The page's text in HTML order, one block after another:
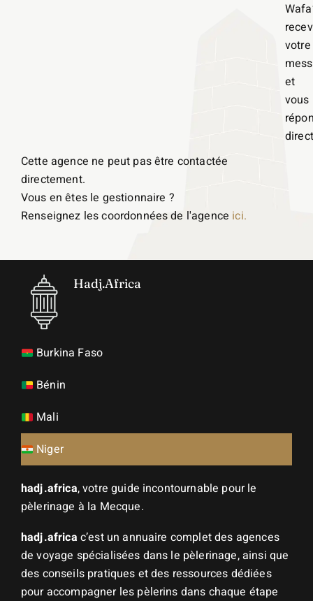
votre
et
vous
Cette agence ne peut pas être contactée
directement.
Vous en êtes le gestionnaire ?
Renseignez les coordonnées de l'agence ici.
Hadj.Africa
Burkina Faso
Bénin
Mali
Niger
hadj.africa, votre guide incontournable pour le
pèlerinage à la Mecque.
hadj.africa c’est un annuaire complet des agences
de voyage spécialisées dans le pèlerinage, ainsi que
des conseils pratiques et des ressources dédiées
pour accompagner les pèlerins dans chaque étape